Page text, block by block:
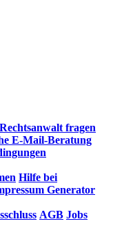
Rechtsanwalt fragen
E-Mail-Beratung
Hilfe bei
Generator
AGB Jobs